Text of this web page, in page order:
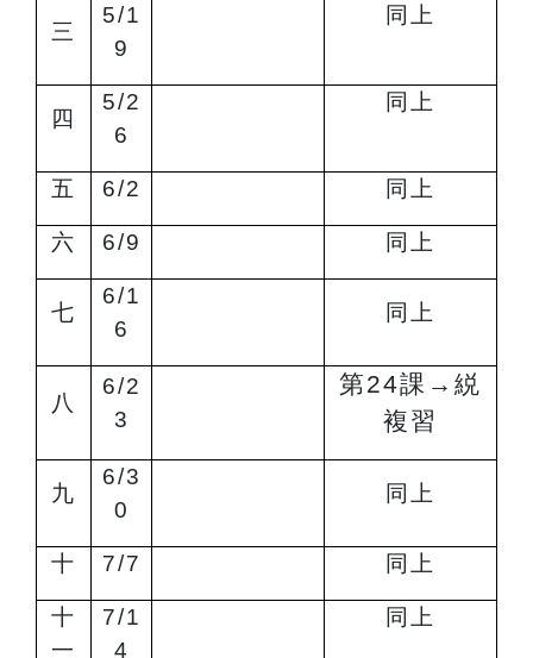
三
5/1
9
同上
四
5/2
6
同上
五 6/2 同上
六 6/9 同上
七
6/1
6
同上
八
6/2
3
第24課 → 綐
複習
九
6/3
0
同上
十 7/7 同上
十
一
7/1
4
同上